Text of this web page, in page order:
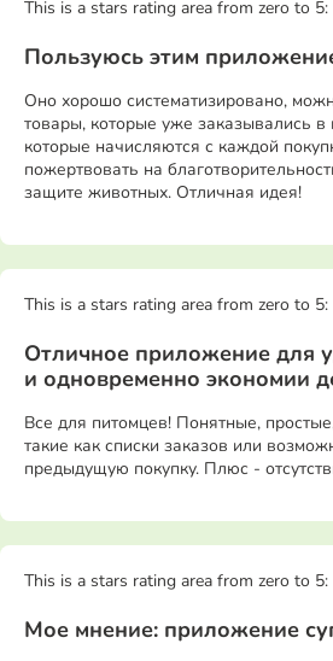
This is a stars rating area from zero to 5:
Пользуюсь этим
Оно хорошо систематизировано,
товары, которые уже заказывались
которые начисляются с каждой
пожертвовать на
защите животных. Отличная идея!
This is a stars rating area from zero to 5:
Отличное приложение для
и одновременно экономии
Все для питомцев! Понятные,
такие как списки заказов или
предыдущую покупку. Плюс -
This is a stars rating area from zero to 5:
Мое мнение: приложение